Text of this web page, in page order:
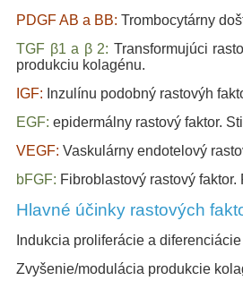
PDGF AB a BB: Trombocytárny
TGF β1 a β 2: Transformujúci
produkciu kolagénu.
IGF: Inzulínu podobný rastovýh
EGF: epidermálny rastový faktor.
VEGF: Vaskulárny endotelový
bFGF: Fibroblastový rastový
Hlavné účinky rastových
Indukcia proliferácie a
Zvyšenie/modulácia produkcie